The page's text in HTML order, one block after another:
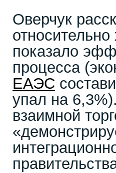
Оверчук
показало
процесса
ЕАЭС
упал на
взаимной